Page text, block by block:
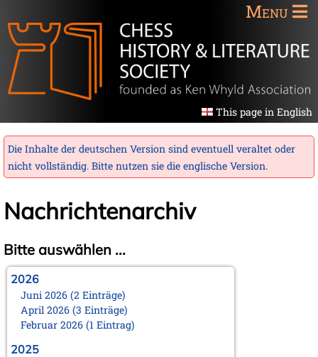
Menu
This page in English
Die Inhalte der deutschen Version sind eventuell veraltet oder
nicht vollständig. Bitte nutzen sie die englische Version.
Nachrichtenarchiv
Bitte auswählen ...
2026
Juni 2026 (2 Einträge)
April 2026 (3 Einträge)
Februar 2026 (1 Eintrag)
2025